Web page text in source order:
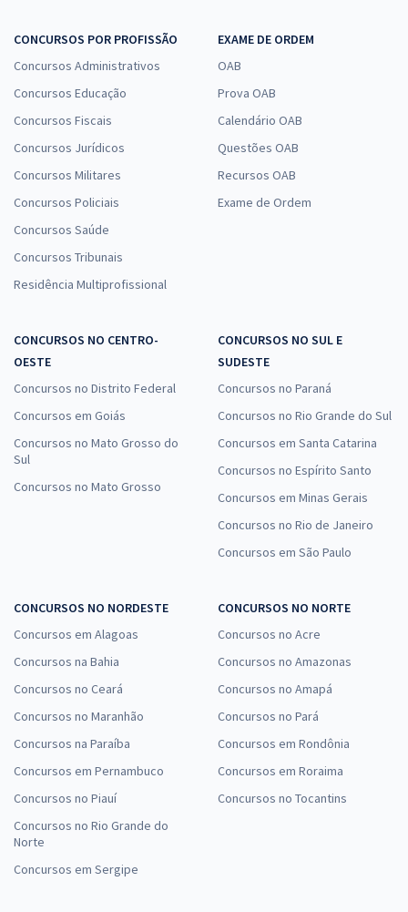
CONCURSOS POR PROFISSÃO
Concursos Administrativos
Concursos Educação
Concursos Fiscais
Concursos Jurídicos
Concursos Militares
Concursos Policiais
Concursos Saúde
Concursos Tribunais
Residência Multiprofissional
EXAME DE ORDEM
OAB
Prova OAB
Calendário OAB
Questões OAB
Recursos OAB
Exame de Ordem
CONCURSOS NO CENTRO-
OESTE
Concursos no Distrito Federal
Concursos em Goiás
Concursos no Mato Grosso do
Sul
Concursos no Mato Grosso
CONCURSOS NO SUL E
SUDESTE
Concursos no Paraná
Concursos no Rio Grande do Sul
Concursos em Santa Catarina
Concursos no Espírito Santo
Concursos em Minas Gerais
Concursos no Rio de Janeiro
Concursos em São Paulo
CONCURSOS NO NORDESTE
Concursos em Alagoas
Concursos na Bahia
Concursos no Ceará
Concursos no Maranhão
Concursos na Paraíba
Concursos em Pernambuco
Concursos no Piauí
Concursos no Rio Grande do
Norte
Concursos em Sergipe
CONCURSOS NO NORTE
Concursos no Acre
Concursos no Amazonas
Concursos no Amapá
Concursos no Pará
Concursos em Rondônia
Concursos em Roraima
Concursos no Tocantins